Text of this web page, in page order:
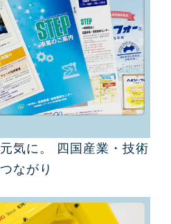
気に。 四国産業・技術
ながり